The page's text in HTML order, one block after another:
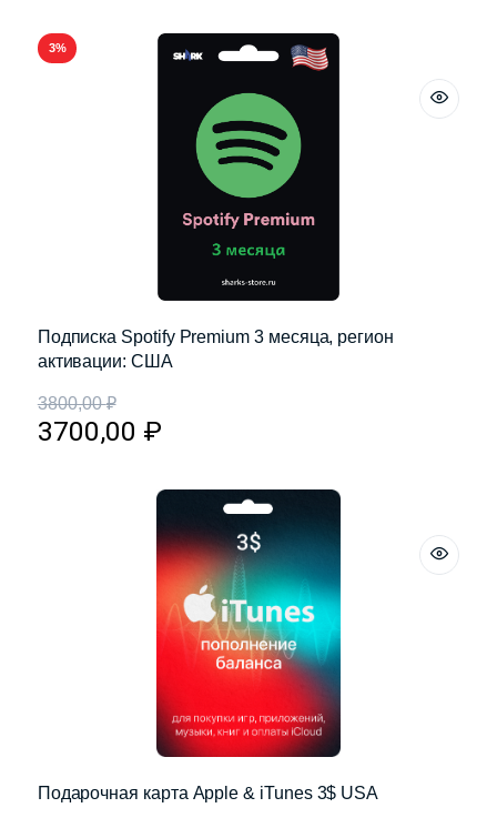
3%
Подписка Spotify Premium 3 месяца, регион
активации: США
3800,00₽
3700,00 ₽
Подарочная карта Apple & iTunes 3$ USA